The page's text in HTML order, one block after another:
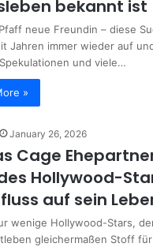
bekannt ist
neue Freundin – diese
Jahren immer wieder auf
und viele…
»
January 26, 2026
Cage
Hollywood-
auf sein
wenige Hollywood-Stars,
gleichermaßen Stoff